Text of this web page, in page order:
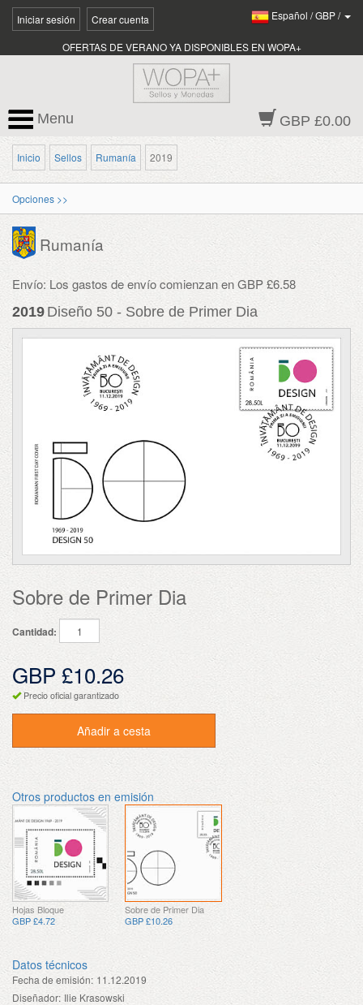
Iniciar sesión Crear cuenta Español /GBP/
OFERTAS DE VERANO YA DISPONIBLES EN WOPA+
GBP £0.00
Menu
Inicio Sellos Rumanía 2019
Opciones >>
Rumanía
Envío: Los gastos de envío comienzan en GBP £6.58
2019 Diseño 50 - Sobre de Primer Dia
Sobre de Primer Dia
Cantidad:
GBP £10.26
Precio oficial garantizado
Añadir a cesta
Otros productos en emisión
Hojas Bloque
GBP £4.72
Sobre de Primer Dia
GBP £10.26
Datos técnicos
Fecha de emisión: 11.12.2019
Diseñador: Ilie Krasowski